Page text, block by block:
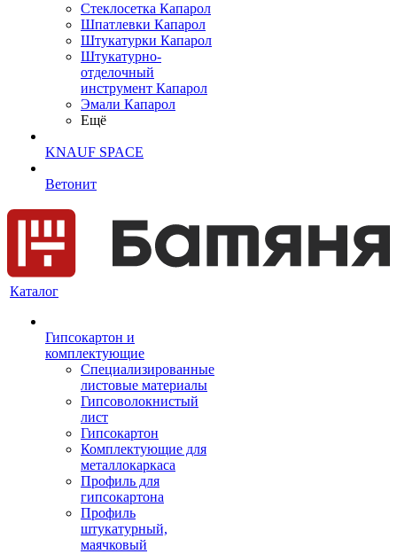
Cтеклосетка Капарол
Шпатлевки Капарол
Штукатурки Капарол
Штукатурно-
отделочный
инструмент Капарол
Эмали Капарол
Ещё
KNAUF SPACE
Ветонит
Каталог
Гипсокартон и
комплектующие
Специализированные
листовые материалы
Гипсоволокнистый
лист
Гипсокартон
Комплектующие для
металлокаркаса
Профиль для
гипсокартона
Профиль
штукатурный,
маячковый